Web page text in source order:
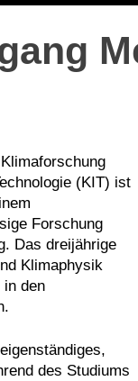
(KIT) ist
Forschung
Das dreijährige
Klimaphysik
in den
des Studiums